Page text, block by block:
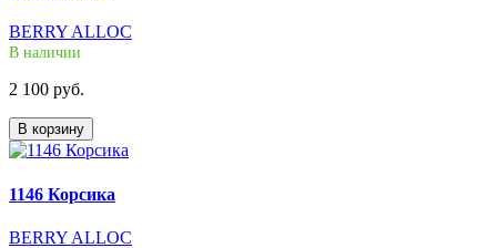
BERRY ALLOC
В наличии
2 100 руб.
В корзину
1146 Корсика
BERRY ALLOC